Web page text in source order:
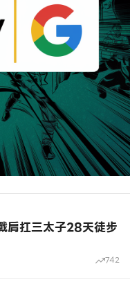
肩扛三太子28天徒步
742